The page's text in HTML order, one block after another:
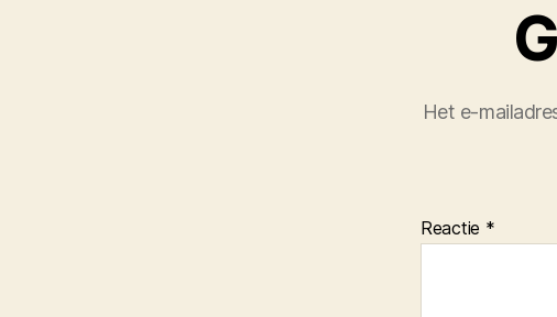
Het e-
Reactie *